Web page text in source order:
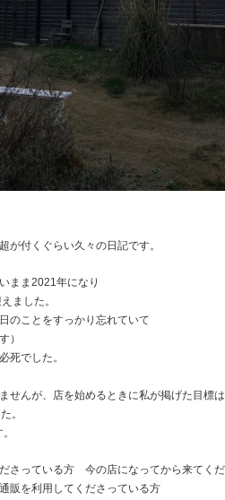
が付くぐらい久々の日記です。
まま2021年になり
ました。
のことをすっかり忘れていて
）
死でした。
せんが、店を始めるときに私が掲げた目標は
。
さっている方 今の店になってから来てく
販を利用してくださっている方